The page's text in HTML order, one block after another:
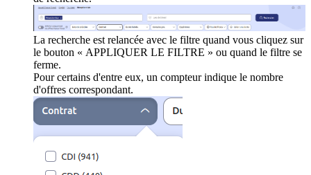
La recherche est relancée avec le filtre quand vous cliquez sur
le bouton « APPLIQUER LE FILTRE » ou quand le filtre se
ferme.
Pour certains d'entre eux, un compteur indique le nombre
d'offres correspondant.